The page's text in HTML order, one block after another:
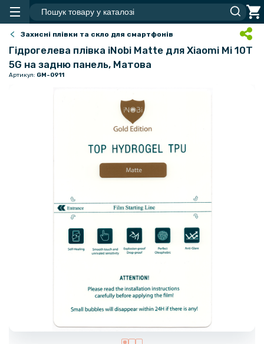
Захисні плівки та скло для смартфонів
Гідрогелева плівка iNobi Matte для Xiaomi Mi 10T
5G на задню панель, Матова
Артикул: GM-0911